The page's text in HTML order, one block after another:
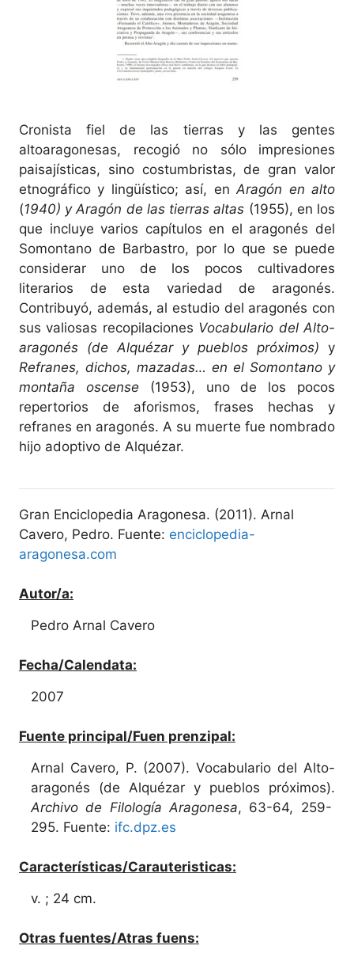
Cronista fiel de las tierras y las gentes
altoaragonesas, recogió no sólo impresiones
paisajísticas, sino costumbristas, de gran valor
etnográfico y lingüístico; así, enAragón en alto
(1940) y Aragón de las tierras altas (1955), en los
que incluye varios capítulos en el aragonés del
Somontano de Barbastro, por lo que se puede
considerar uno de los pocos cultivadores
literarios de esta variedad de aragonés.
Contribuyó, además, al estudio del aragonés con
sus valiosas recopilaciones Vocabulario del Alto-
aragonés (de Alquézar y pueblos próximos) y
Refranes, dichos, mazadas… en el Somontano y
montaña oscense (1953), uno de los pocos
repertorios de aforismos, frases hechas y
refranes en aragonés. A su muerte fue nombrado
hijo adoptivo de Alquézar.
Gran Enciclopedia Aragonesa. (2011). Arnal
Cavero, Pedro. Fuente: enciclopedia-
aragonesa.com
Autor/a:
Pedro Arnal Cavero
Fecha/Calendata:
2007
Fuente principal/Fuen prenzipal:
Arnal Cavero, P. (2007). Vocabulario del Alto-
aragonés (de Alquézar y pueblos próximos).
Archivo de Filología Aragonesa, 63-64, 259-
295. Fuente: ifc.dpz.es
Características/Carauteristicas:
v. ; 24 cm.
Otras fuentes/Atras fuens: